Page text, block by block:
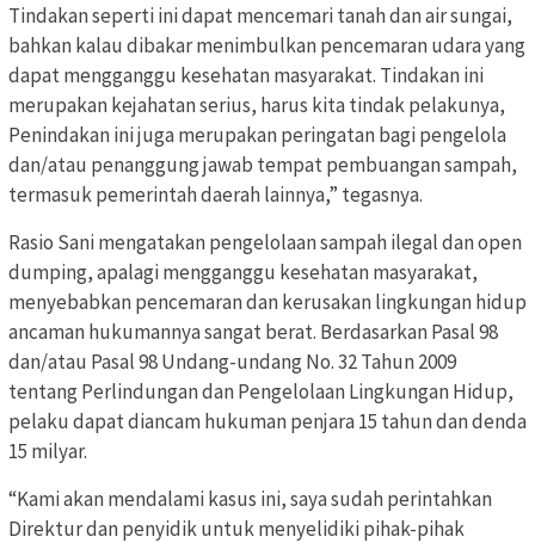
Tindakan seperti ini dapat mencemari tanah dan air sungai,
bahkan kalau dibakar menimbulkan pencemaran udara yang
dapat mengganggu kesehatan masyarakat. Tindakan ini
merupakan kejahatan serius, harus kita tindak pelakunya,
Penindakan ini juga merupakan peringatan bagi pengelola
dan/atau penanggung jawab tempat pembuangan sampah,
termasuk pemerintah daerah lainnya,” tegasnya.
Rasio Sani mengatakan pengelolaan sampah ilegal dan open
dumping, apalagi mengganggu kesehatan masyarakat,
menyebabkan pencemaran dan kerusakan lingkungan hidup
ancaman hukumannya sangat berat. Berdasarkan Pasal 98
dan/atau Pasal 98 Undang-undang No. 32 Tahun 2009
tentang Perlindungan dan Pengelolaan Lingkungan Hidup,
pelaku dapat diancam hukuman penjara 15 tahun dan denda
15 milyar.
“Kami akan mendalami kasus ini, saya sudah perintahkan
Direktur dan penyidik untuk menyelidiki pihak-pihak